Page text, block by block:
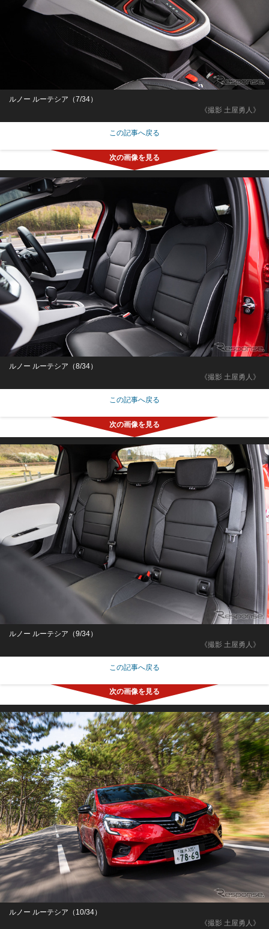
《撮影 土屋勇人》
ルノー ルーテシア（7/34）
この記事へ戻る
《撮影 土屋勇人》
ルノー ルーテシア（8/34）
この記事へ戻る
《撮影 土屋勇人》
ルノー ルーテシア（9/34）
この記事へ戻る
《撮影 土屋勇人》
ルノー ルーテシア（10/34）